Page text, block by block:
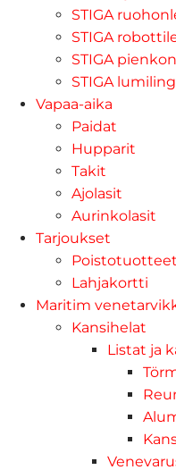
STIGA
STIGA
STIGA
STIGA
Vapaa-aika
Paidat
Hupparit
Takit
Ajolasit
Aurinkolasit
Tarjoukset
Poistotuotteet
Lahjakortti
Maritim
Kansihelat
Listat ja